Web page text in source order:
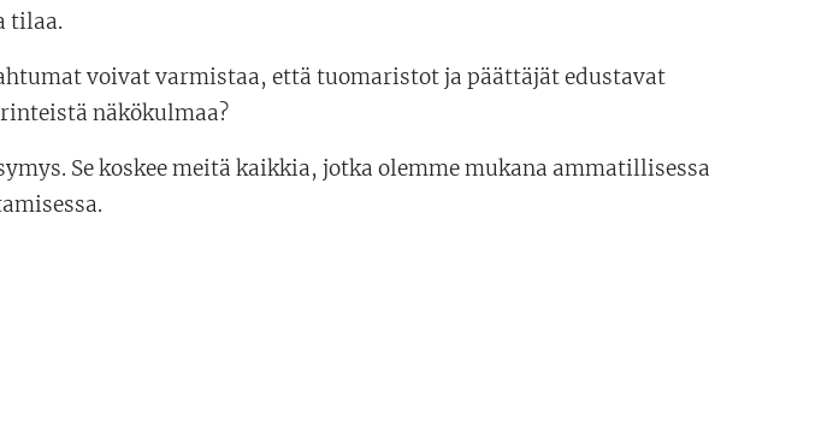
tilaa.
voivat varmistaa, että tuomaristot ja päättäjät edustavat
näkökulmaa?
Se koskee meitä kaikkia, jotka olemme mukana ammatillisessa